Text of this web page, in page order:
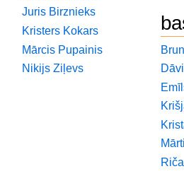
Juris Birznieks
Kristers Kokars
Mārcis Pupainis
Nikijs Ziļevs